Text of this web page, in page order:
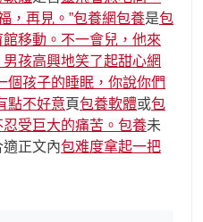
，再見。”包養網包養是包
移動。不一會兒，他來
孩高興地笑了起甜心網
個孩子的睡眠，你說你們
點不好意頁包養軟體或包
受巨大的痛苦。 包養未
適正文內包难度拿起一把